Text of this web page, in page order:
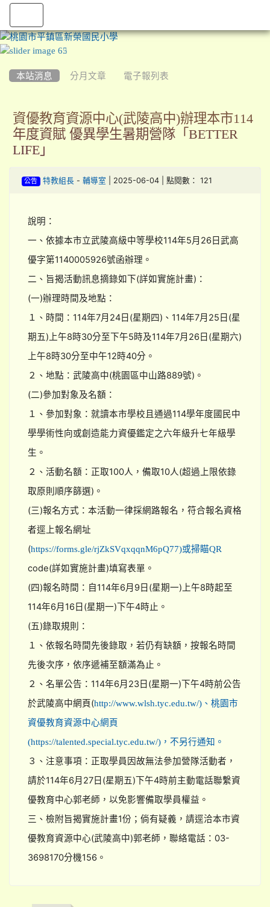
本站消息 分月文章 電子報列表
資優教育資源中心(武陵高中)辦理本市114
年度資賦 優異學生暑期營隊「BETTER
LIFE」
公告 特教組長- 輔導室 | 2025-06-04 | 點閱數： 121
說明：
一、依據本市立武陵高級中等學校114年5月26日武高
優字第1140005926號函辦理。
二、旨揭活動訊息摘錄如下(詳如實施計畫)：
(一)辦理時間及地點：
１、時間：114年7月24日(星期四)、114年7月25日(星
期五)上午8時30分至下午5時及114年7月26日(星期六)
上午8時30分至中午12時40分。
２、地點：武陵高中(桃園區中山路889號)。
(二)參加對象及名額：
１、參加對象：就讀本市學校且通過114學年度國民中
學學術性向或創造能力資優鑑定之六年級升七年級學
生。
２、活動名額：正取100人，備取10人(超過上限依錄
取原則順序篩選)。
(三)報名方式：本活動一律採網路報名，符合報名資格
者逕上報名網址
(https://forms.gle/rjZkSVqxqqnM6pQ77)或掃瞄QR
code(詳如實施計畫)填寫表單。
(四)報名時間：自114年6月9日(星期一)上午8時起至
114年6月16日(星期一)下午4時止。
(五)錄取規則：
１、依報名時間先後錄取，若仍有缺額，按報名時間
先後次序，依序遞補至額滿為止。
２、名單公告：114年6月23日(星期一)下午4時前公告
於武陵高中網頁(http://www.wlsh.tyc.edu.tw/)、桃園市
資優教育資源中心網頁
(https://talented.special.tyc.edu.tw/)，不另行通知。
３、注意事項：正取學員因故無法參加營隊活動者，
請於114年6月27日(星期五)下午4時前主動電話聯繫資
優教育中心郭老師，以免影響備取學員權益。
三、檢附旨揭實施計畫1份；倘有疑義，請逕洽本市資
優教育資源中心(武陵高中)郭老師，聯絡電話：03-
3698170分機156。